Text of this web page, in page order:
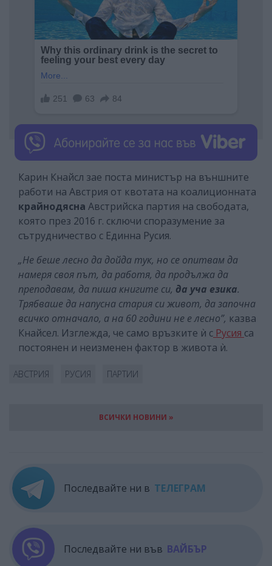
Карин Кнайсл зае поста министър на външните
работи на Австрия от квотата на коалиционната
крайнодясна Австрийска партия на свободата,
която през 2016 г. сключи споразумение за
сътрудничество с Единна Русия.
„Не беше лесно да дойда тук, но се опитвам да
намеря своя път, да работя, да продължа да
преподавам, да пиша книгите си, да уча езика.
Трябваше да напусна стария си живот, да започна
всичко отначало, а на 60 години не е лесно”, казва
Кнайсел. Изглежда, че само връзките ѝ с Русия са
постоянен и неизменен фактор в живота ѝ.
АВСТРИЯ РУСИЯ ПАРТИИ
ВСИЧКИ НОВИНИ »
Последвайте ни в ТЕЛЕГРАМ
Последвайте ни във ВАЙБЪР